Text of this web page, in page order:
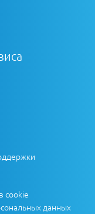
cookie
данных